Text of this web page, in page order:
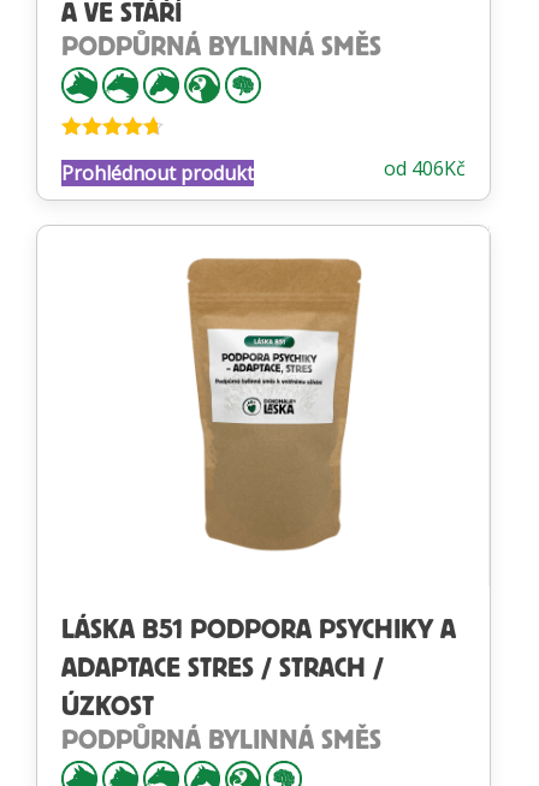
A VE STÁŘÍ
PODPŮRNÁ BYLINNÁ SMĚS
4.65z 5 od 406Kč
Prohlédnout produkt
LÁSKA B51 PODPORA PSYCHIKY A
ADAPTACE STRES / STRACH /
ÚZKOST
PODPŮRNÁ BYLINNÁ SMĚS